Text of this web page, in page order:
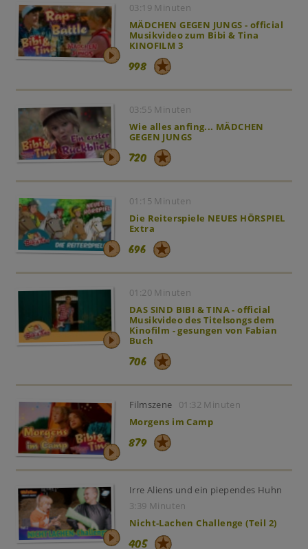
03:19 Minuten
MÄDCHEN GEGEN JUNGS - official
Musikvideo zum Bibi & Tina
KINOFILM 3
998
03:55 Minuten
Wie alles anfing... MÄDCHEN
GEGEN JUNGS
720
01:15 Minuten
Die Reiterspiele NEUES HÖRSPIEL
Extra
696
01:20 Minuten
DAS SIND BIBI & TINA - official
Musikvideo des Titelsongs dem
Kinofilm - gesungen von Fabian
Buch
706
Filmszene
01:32 Minuten
Morgens im Camp
879
Irre Aliens und ein piependes Huhn
3:39 Minuten
Nicht-Lachen Challenge (Teil 2)
405